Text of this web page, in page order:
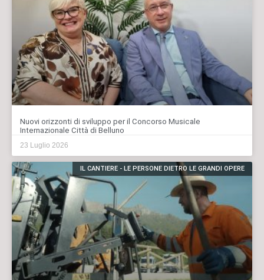
Nuovi orizzonti di sviluppo per il Concorso Musicale
Internazionale Città di Belluno
23 Luglio 2026
IL CANTIERE - LE PERSONE DIETRO LE GRANDI OPERE